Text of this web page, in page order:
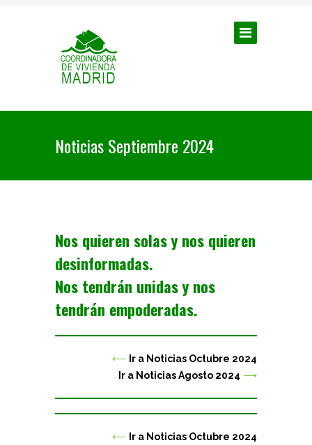
Noticias Septiembre 2024
Nos quieren solas y nos quieren
desinformadas.
Nos tendrán unidas y nos
tendrán empoderadas.
⟵ Ir a Noticias Octubre 2024
Ir a Noticias Agosto 2024 ⟶
⟵ Ir a Noticias Octubre 2024